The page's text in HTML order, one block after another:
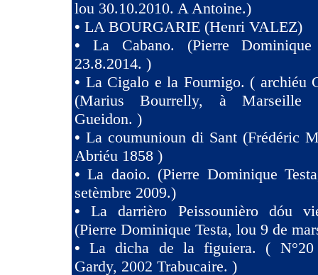
lou 30.10.2010. A Antoine.)
• LA BOURGARIE (Henri VALEZ)
• La Cabano. (Pierre
23.8.2014. )
• La Cigalo e la Fournigo. ( archiéu
(Marius Bourrelly, à Marseille
Gueidon. )
• La coumunioun di Sant (Frédéric
Abriéu 1858 )
•La daoio. (Pierre Dominique
setèmbre 2009.)
•La darrièro Peissounièro dóu
(Pierre Dominique Testa, lou 9 de
•La dicha de la figuiera. (
Gardy, 2002 Trabucaire. )